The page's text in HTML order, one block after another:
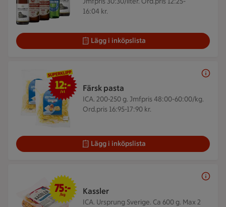
16:04 kr.
Lägg i inköpslista
Färsk pasta
ICA. 200-250 g. Jmfpris 48:00-60:00/kg.
Ord.pris 16:95-17:90 kr.
12 kr/st
12:-
/st
Lägg i inköpslista
Kassler
ICA. Ursprung Sverige. Ca 600 g. Max 2
75 kr/kg
75:-
/kg